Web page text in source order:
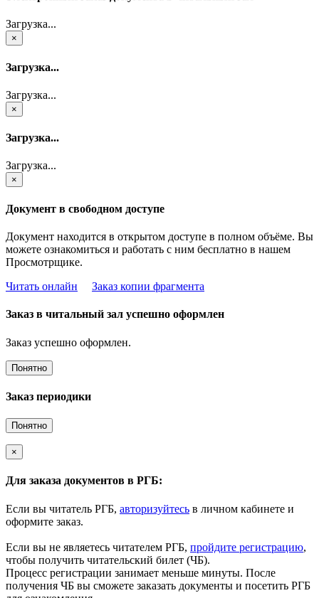
Загрузка...
×
Загрузка...
Загрузка...
×
Загрузка...
Загрузка...
×
Документ в свободном доступе
Документ находится в открытом доступе в полном объёме. Вы
можете ознакомиться и работать с ним бесплатно в нашем
Просмотрщике.
Читать онлайн
Заказ копии фрагмента
Заказ в читальный зал успешно оформлен
Заказ успешно оформлен.
Понятно
Заказ периодики
Понятно
×
Для заказа документов в РГБ:
Если вы читатель РГБ, авторизуйтесь в личном кабинете и
оформите заказ.
Если вы не являетесь читателем РГБ, пройдите регистрацию,
чтобы получить читательский билет (ЧБ).
Процесс регистрации занимает меньше минуты. После
получения ЧБ вы сможете заказать документы и посетить РГБ